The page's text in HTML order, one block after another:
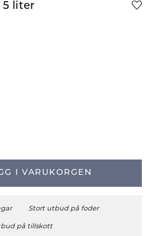
5 liter
I VARUKORGEN
Stort utbud på foder
på tillskott